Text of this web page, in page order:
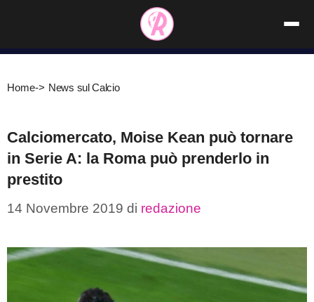
contenuto
Home-> News sul Calcio
Calciomercato, Moise Kean può tornare
in Serie A: la Roma può prenderlo in
prestito
14 Novembre 2019 di redazione